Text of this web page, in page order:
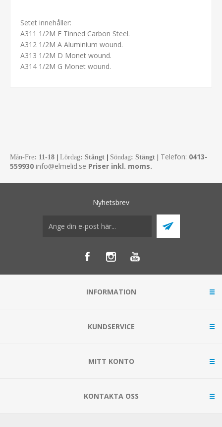
Setet innehåller:
A311 1/2M E Tinned Carbon Steel.
A312 1/2M A Aluminium wound.
A313 1/2M D Monet wound.
A314 1/2M G Monet wound.
Mån-Fre: 11-18 Lördag: Stängt Söndag: Stängt Telefon: 0413-
559930 info@elmelid.se Priser inkl. moms.
Nyhetsbrev
INFORMATION
KUNDSERVICE
MITT KONTO
KONTAKTA OSS